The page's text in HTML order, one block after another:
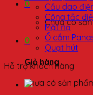
0
Chưa có
0
Giỏ hàng
Chưa có sản
Cầu dao
Công tắc
Mặt nạ
Ổ cắm
Quạt hút
Hỗ trợ khách hàng